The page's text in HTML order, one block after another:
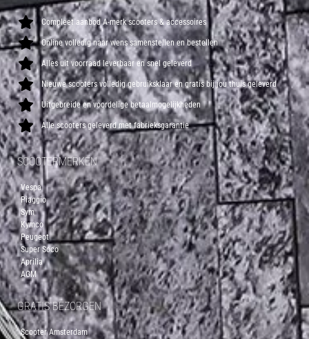
Compleet aanbod A-merk scooters & accessoires
Online volledig naar wens samenstellen en bestellen
Alles uit voorraad leverbaar en snel geleverd
Nieuwe scooters volledig gebruiksklaar en gratis bij jou thuis geleverd
Uitgebreide en voordelige betaalmogelijkheden
Alle scooters geleverd met fabrieksgarantie
SCOOTERMERKEN
Vespa
Piaggio
Sym
Kymco
Peugeot
Super Soco
Aprilia
AGM
GRATIS BEZORGEN
Scooter Amsterdam